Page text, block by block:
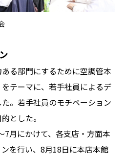
る部門にするために空調管本
テーマに、若手社員によるデ
。若手社員のモチベーション
とした。
7月にかけて、各支店・方面本
を行い、8月18日に本店本館